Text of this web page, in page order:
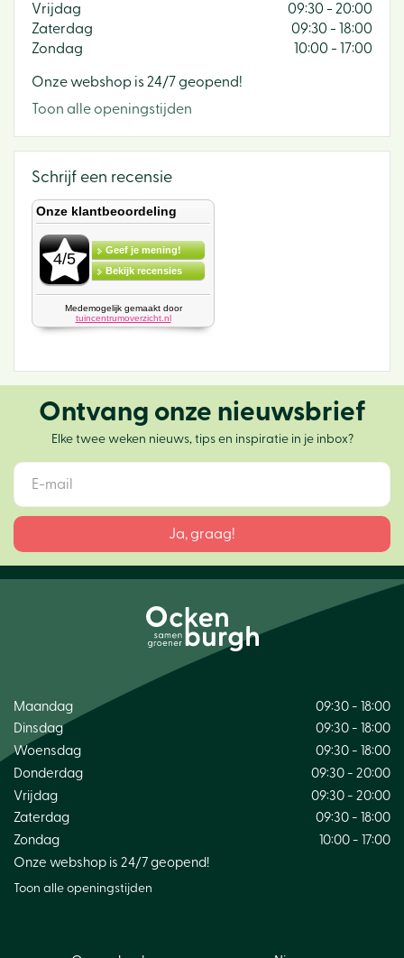
Vrijdag
09:30 - 20:00
Zaterdag
09:30 - 18:00
Zondag
10:00 - 17:00
Onze webshop is 24/7 geopend!
Toon alle openingstijden
Schrijf een recensie
Ontvang onze nieuwsbrief
Elke twee weken nieuws, tips en inspiratie in je inbox?
Maandag
09:30 - 18:00
Dinsdag
09:30 - 18:00
Woensdag
09:30 - 18:00
Donderdag
09:30 - 20:00
Vrijdag
09:30 - 20:00
Zaterdag
09:30 - 18:00
Zondag
10:00 - 17:00
Onze webshop is 24/7 geopend!
Toon alle openingstijden